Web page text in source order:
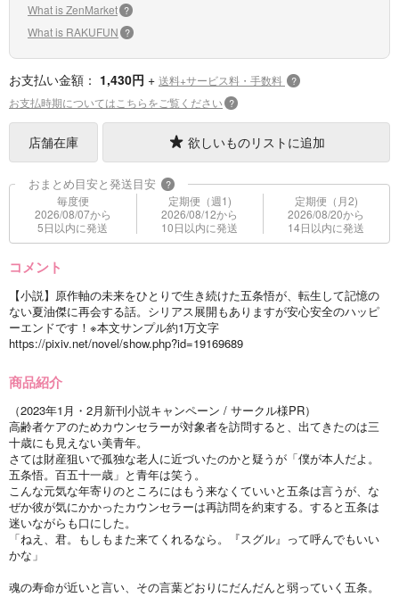
What is ZenMarket ?
What is RAKUFUN ?
お支払い金額： 1,430円 + 送料+サービス料・手数料 ?
お支払時期についてはこちらをご覧ください ?
店舗在庫 欲しいものリストに追加
おまとめ目安と発送目安 ?
毎度便
2026/08/07から
5日以内に発送
定期便（週1)
2026/08/12から
10日以内に発送
定期便（月2)
2026/08/20から
14日以内に発送
コメント
【小説】原作軸の未来をひとりで生き続けた五条悟が、転生して記憶の
ない夏油傑に再会する話。シリアス展開もありますが安心安全のハッピ
ーエンドです！※本文サンプル約1万文字
https://pixiv.net/novel/show.php?id=19169689
商品紹介
（2023年1月・2月新刊小説キャンペーン / サークル様PR）
高齢者ケアのためカウンセラーが対象者を訪問すると、出てきたのは三
十歳にも見えない美青年。
さては財産狙いで孤独な老人に近づいたのかと疑うが「僕が本人だよ。
五条悟。百五十一歳」と青年は笑う。
こんな元気な年寄りのところにはもう来なくていいと五条は言うが、な
ぜか彼が気にかかったカウンセラーは再訪問を約束する。すると五条は
迷いながらも口にした。
「ねえ、君。もしもまた来てくれるなら。『スグル』って呼んでもいい
かな」
魂の寿命が近いと言い、その言葉どおりにだんだんと弱っていく五条。